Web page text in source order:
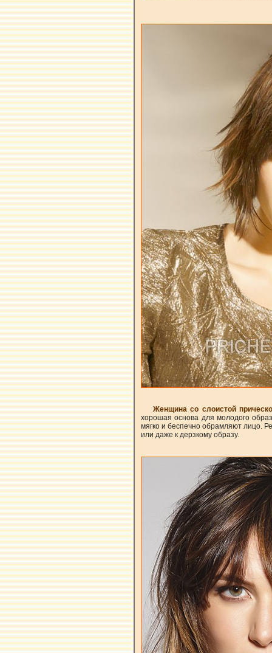
Женщина со слоистой
хорошая основа для молодого
мягко и беспечно обрамляют лицо.
или даже к дерзкому образу.